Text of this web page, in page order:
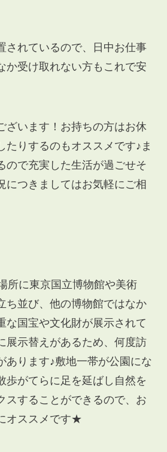
されているので、日中お仕事
か受け取れない方もこれで安
ざいます！お持ちの方はお休
たりするのもオススメです♪ま
ので充実した生活が過ごせそ
につきましてはお気軽にご相
所に東京国立博物館や美術
ち並び、他の博物館ではなか
な国宝や文化財が展示されて
示替えがあるため、何度訪
あります♪敷地一帯が公園にな
歩がてらに足を延ばし自然を
スすることができるので、お
オススメです★